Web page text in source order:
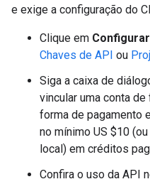
e exige a configuração do
Clique em
Chaves de API ou
Siga a caixa de
vincular uma conta
forma de pagamento
no mínimo US $10
local) em créditos
Confira o uso da API